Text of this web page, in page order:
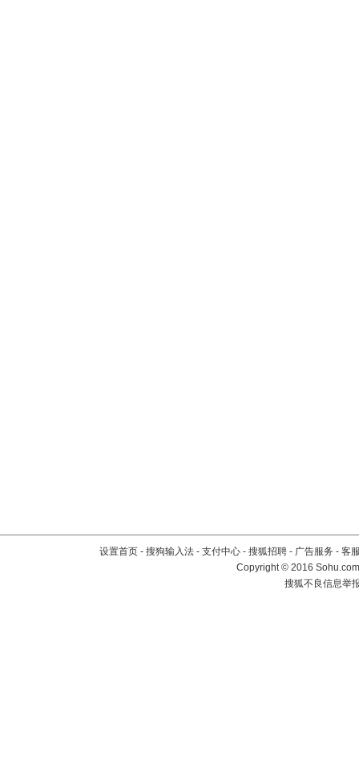
设置首页 - 搜狗输入法 - 支付中心 - 搜狐招聘 - 广告服务 - 客
Copyright©2016
搜狐不良信息举